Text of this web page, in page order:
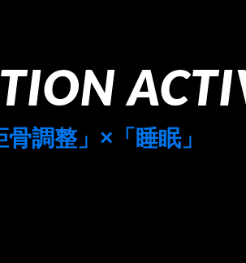
骨調整」×「睡眠」